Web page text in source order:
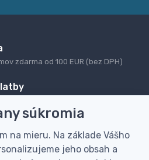
zdarma od 100 EUR (bez DPH)
originálny darček
súkromia
na mieru. Na základe Vášho
jeho obsah a